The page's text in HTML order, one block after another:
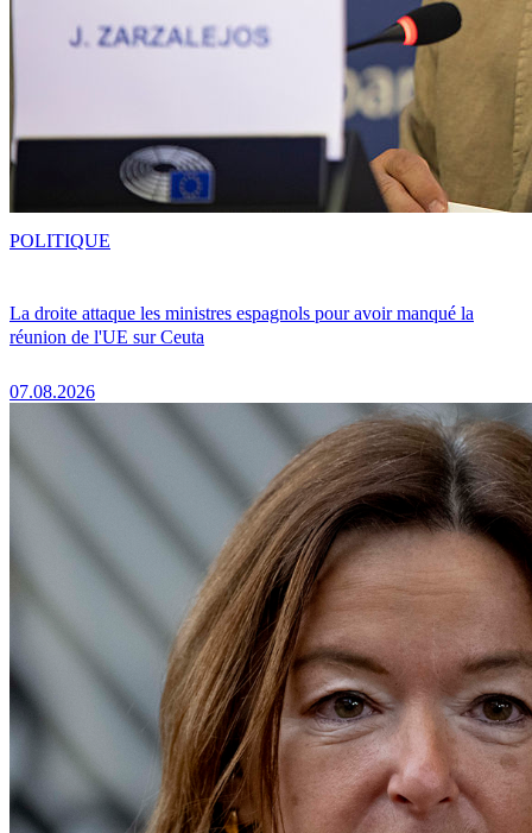
La droite attaque les ministres espagnols pour avoir manqué la
réunion de l'UE sur Ceuta
07.08.2026
POLITIQUE